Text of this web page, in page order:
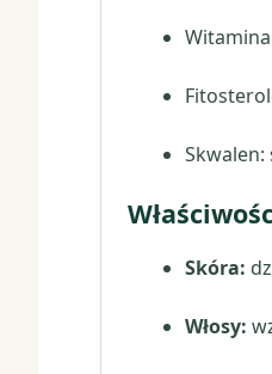
Skwalen:
Skóra:
Włosy: